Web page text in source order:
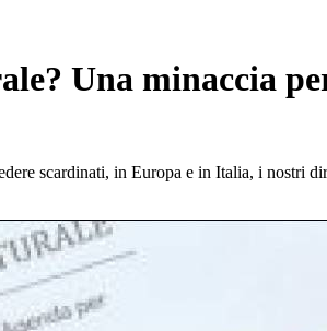
Una minaccia
scardinati, in Europa e in Italia, i nostri